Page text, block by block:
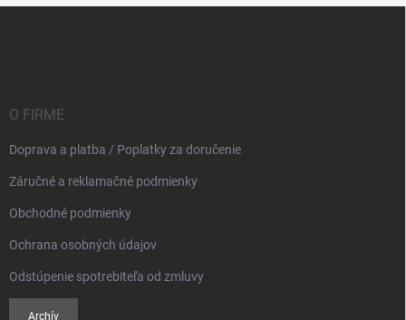
O FIRME
Doprava a platba / Poplatky za doručenie
Záručné a reklamačné podmienky
Obchodné podmienky
Ochrana osobných údajov
Odstúpenie spotrebiteľa od zmluvy
Archív